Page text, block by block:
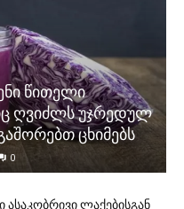
წითელი
ღვიძლს უჯრედულ
ცხიმებს
0
ასაკობრივი ლაქებისგან